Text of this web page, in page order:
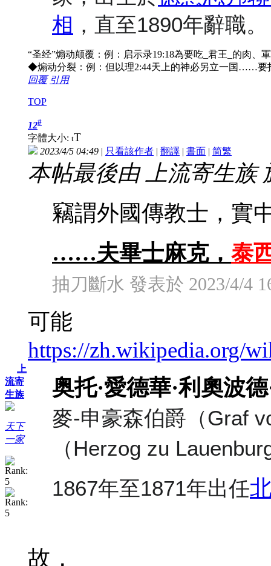
相 ，直至1890年辭職。
“圣经”煽动颠覆：例：启示录19:18為要吃_君王_的肉
◆煽动分裂：例：但以理2:44天上的神必另立一国……要
回覆 引用
TOP
上
流寄
生族
天下
一家
12#
字體大小: tT
2023/4/5 04:49 | 只看該作者 | 翻譯 | 書面 | 简繁
本帖最後由 上流寄生族
竊謂外國傳教士，實
……夫畢士麻克， 泰
抽刀斷水 發表於 2023/4/4
可能
https://zh.wikipedia.org/
奥托·愛德華·利奧波
麥-申豪森伯爵（Graf
（Herzog zu
1867年至1871年出任
故，